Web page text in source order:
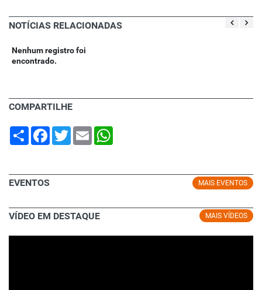
NOTÍCIAS RELACIONADAS
Nenhum registro foi
encontrado.
COMPARTILHE
Share Facebook
TwitterEmail
MAIS EVENTOS
EVENTOS
MAIS VÍDEOS
VÍDEO EM DESTAQUE